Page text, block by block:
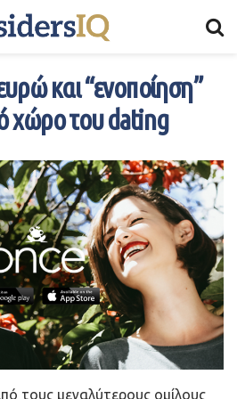
και “ενοποίηση”
χώρο του dating
τους μεγαλύτερους ομίλους